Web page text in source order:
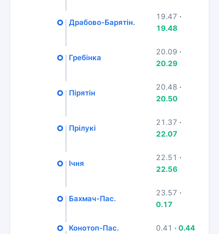
Драбово-Барятін.
19.47 ·
19.48
Гребінка
20.09 ·
20.29
Пірятін
20.48 ·
20.50
Прілукі
21.37 ·
22.07
Ічня
22.51 ·
22.56
Бахмач-Пас.
23.57 ·
0.17
Конотоп-Пас. 0.41 · 0.44